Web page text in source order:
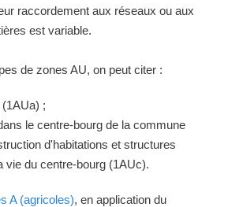
raccordement aux réseaux ou aux
est variable.
de zones AU, on peut citer :
;
le centre-bourg de la commune
d'habitations et structures
vie du centre-bourg (1AUc).
A (agricoles), en application du